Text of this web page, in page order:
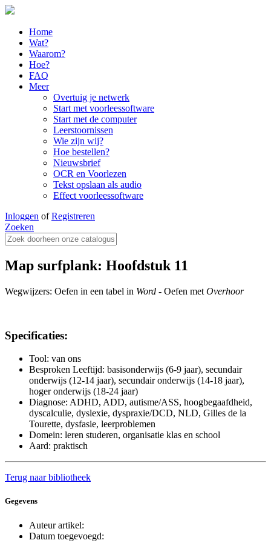
Home
Wat?
Waarom?
Hoe?
FAQ
Meer
Overtuig je netwerk
Start met voorleessoftware
Start met de computer
Leerstoornissen
Wie zijn wij?
Hoe bestellen?
Nieuwsbrief
OCR en Voorlezen
Tekst opslaan als audio
Effect voorleessoftware
Inloggen ofRegistreren
Zoeken
Map surfplank: Hoofdstuk 11
Wegwijzers: Oefen in een tabel in Word - Oefen met Overhoor
Specificaties:
Tool: van ons
Besproken Leeftijd: basisonderwijs (6-9 jaar), secundair
onderwijs (12-14 jaar), secundair onderwijs (14-18 jaar),
hoger onderwijs (18-24 jaar)
Diagnose: ADHD, ADD, autisme/ASS, hoogbegaafdheid,
dyscalculie, dyslexie, dyspraxie/DCD, NLD, Gilles de la
Tourette, dysfasie, leerproblemen
Domein: leren studeren, organisatie klas en school
Aard: praktisch
Terug naar bibliotheek
Gegevens
Auteur artikel:
Datum toegevoegd: